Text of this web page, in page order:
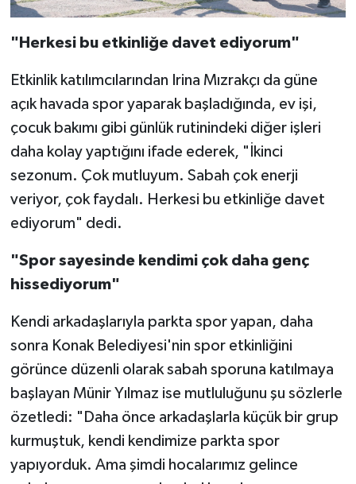
"Herkesi bu etkinliğe davet ediyorum"
Etkinlik katılımcılarından Irina Mızrakçı da güne
açık havada spor yaparak başladığında, ev işi,
çocuk bakımı gibi günlük rutinindeki diğer işleri
daha kolay yaptığını ifade ederek, "İkinci
sezonum. Çok mutluyum. Sabah çok enerji
veriyor, çok faydalı. Herkesi bu etkinliğe davet
ediyorum" dedi.
"Spor sayesinde kendimi çok daha genç
hissediyorum"
Kendi arkadaşlarıyla parkta spor yapan, daha
sonra Konak Belediyesi'nin spor etkinliğini
görünce düzenli olarak sabah sporuna katılmaya
başlayan Münir Yılmaz ise mutluluğunu şu sözlerle
özetledi: "Daha önce arkadaşlarla küçük bir grup
kurmuştuk, kendi kendimize parkta spor
yapıyorduk. Ama şimdi hocalarımız gelince